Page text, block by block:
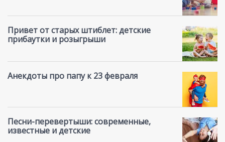
Привет от старых штиблет: детские
прибаутки и розыгрыши
Анекдоты про папу к 23 февраля
Песни-перевертыши: современные,
известные и детские